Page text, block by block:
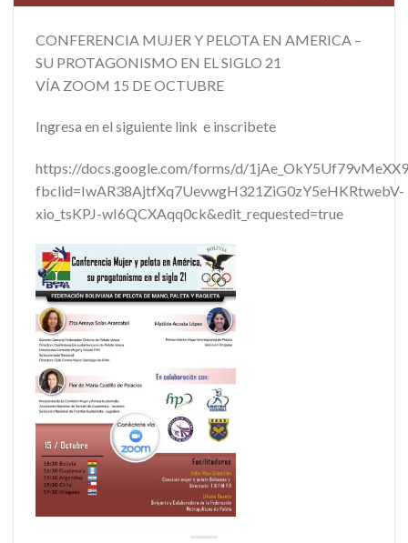
CONFERENCIA MUJER Y PELOTA EN AMERICA –
SU PROTAGONISMO EN EL SIGLO 21
VÍA ZOOM 15 DE OCTUBRE
Ingresa en el siguiente link e inscribete
https://docs.google.com/forms/d/
fbclid=IwAR38AjtfXq7UevwgH321ZiG0zY5eHKRtwebV-
xio_tsKPJ-wI6QCXAqq0ck&edit_requested=true